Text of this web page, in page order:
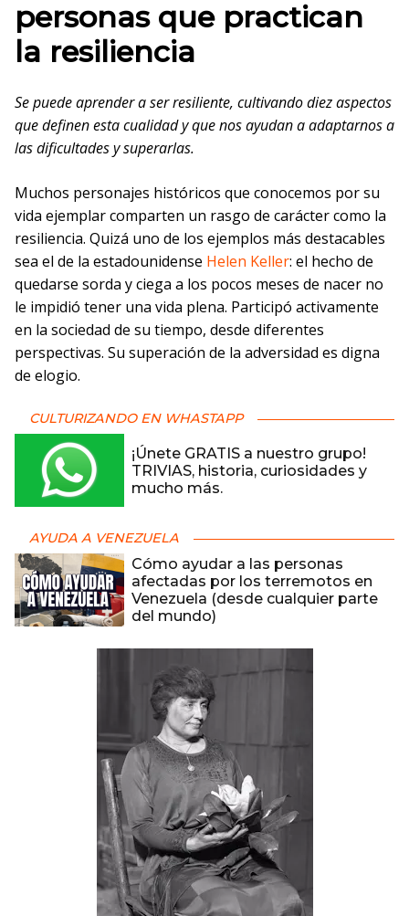
personas que practican
la resiliencia
Se puede aprender a ser resiliente, cultivando diez aspectos
que definen esta cualidad y que nos ayudan a adaptarnos a
las dificultades y superarlas.
Muchos personajes históricos que conocemos por su
vida ejemplar comparten un rasgo de carácter como la
resiliencia. Quizá uno de los ejemplos más destacables
sea el de la estadounidense Helen Keller: el hecho de
quedarse sorda y ciega a los pocos meses de nacer no
le impidió tener una vida plena. Participó activamente
en la sociedad de su tiempo, desde diferentes
perspectivas. Su superación de la adversidad es digna
de elogio.
CULTURIZANDO EN WHASTAPP
¡Únete GRATIS a nuestro grupo!
TRIVIAS, historia, curiosidades y
mucho más.
AYUDA A VENEZUELA
Cómo ayudar a las personas
afectadas por los terremotos en
Venezuela (desde cualquier parte
del mundo)